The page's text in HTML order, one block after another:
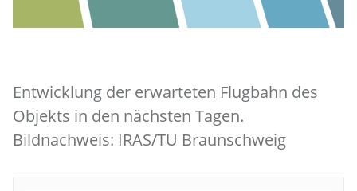
Entwicklung der erwarteten Flugbahn des
Objekts in den nächsten Tagen.
Bildnachweis: IRAS/TU Braunschweig